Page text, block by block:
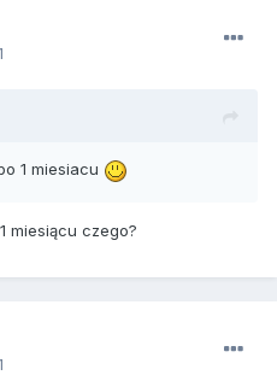
1 miesiacu
miesiącu czego?